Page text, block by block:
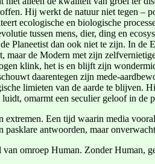
Hij werkt de natuur niet tegen –
ecologische en biologische
tussen mens, dier, ding en
Planeetist dan ook niet te zijn. In de
maar de Modern met zijn
klink, het is en blijft zijn
daarentegen zijn mede-
limieten van de aarde te blijven.
omarmt een seculier geloof in de
extremen. Een tijd waarin media
pasklare antwoorden, maar
van omroep Human. Zonder Human,